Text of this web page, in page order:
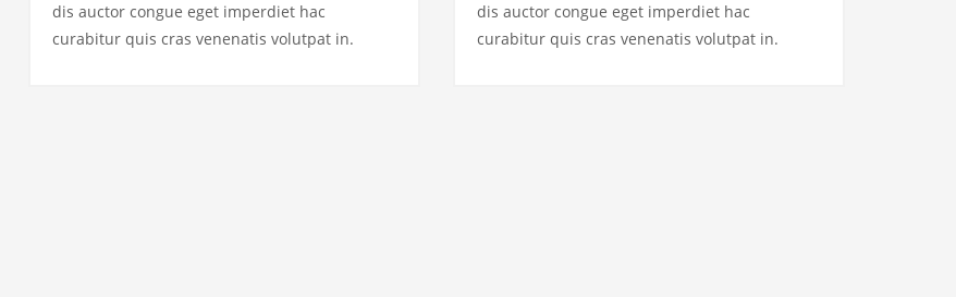
dis auctor congue eget imperdiet hac
curabitur quis cras venenatis volutpat in.
dis auctor congue eget imperdiet hac
curabitur quis cras venenatis volutpat in.